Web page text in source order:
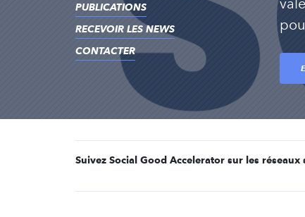
PUBLICATIONS
RECEVOIR LES NEWS
CONTACTER
Suivez Social Good Accelerator sur les réseaux